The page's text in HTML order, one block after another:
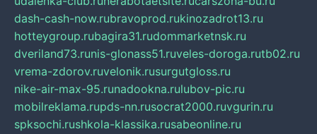
dash-cash-now.rubravoprod.rukinozadrot13.ru
hotteygroup.rubagira31.rudommarketnsk.ru
dveriland73.runis-glonass51.ruveles-doroga.rutb02.ru
vrema-zdorov.ruvelonik.rusurgutgloss.ru
nike-air-max-95.runadookna.rulubov-pic.ru
mobilreklama.rupds-nn.rusocrat2000.ruvgurin.ru
spksochi.rushkola-klassika.rusabeonline.ru